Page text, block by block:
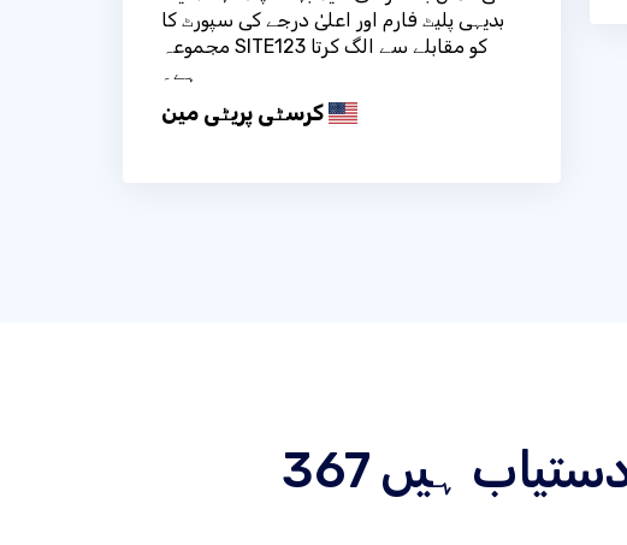
بدیہی پلیٹ فارم اور اعلیٰ درجے کی سپورٹ کا
مجموعہ SITE123 کو مقابلے سے الگ کرتا
ہے۔
کرسٹی پریٹی مین
دستیاب ہیں